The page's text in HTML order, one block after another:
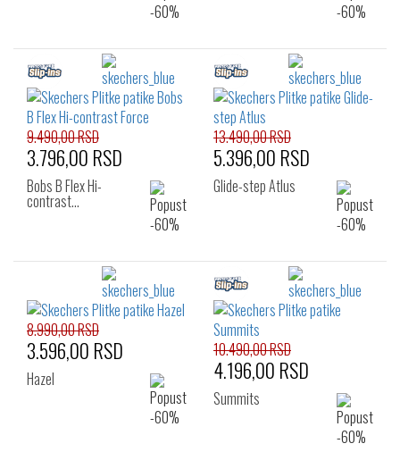
9.490,00 RSD
3.796,00 RSD
Bobs B Flex Hi-
contrast…
13.490,00 RSD
5.396,00 RSD
Glide-step Atlus
8.990,00 RSD
3.596,00 RSD
Hazel
10.490,00 RSD
4.196,00 RSD
Summits